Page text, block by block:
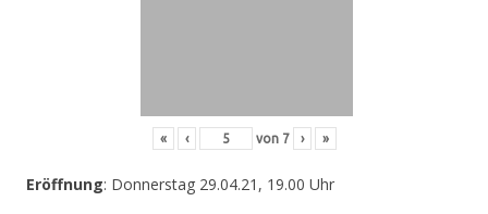
« ‹ von 7 › »
Eröffnung: Donnerstag 29.04.21, 19.00 Uhr